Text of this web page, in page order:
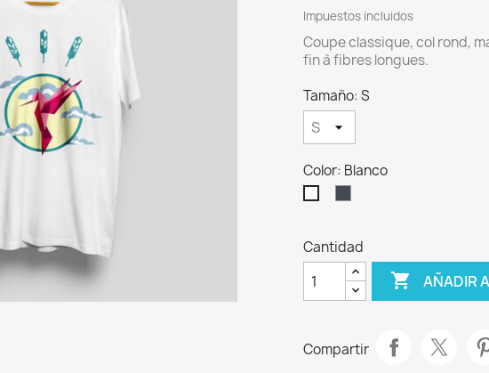
Impuestos incluidos
Coupe classique, col rond,
fin à fibres longues.
Tamaño: S
Color: Blanco
Cantidad
 AÑADIR
Compartir